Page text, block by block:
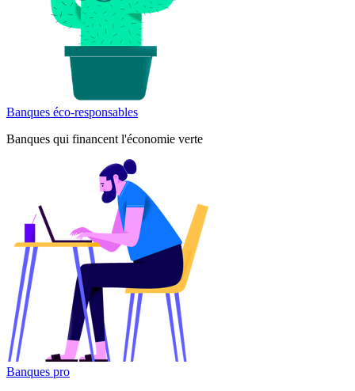
Banques éco-responsables
Banques qui financent l'économie verte
Banques pro